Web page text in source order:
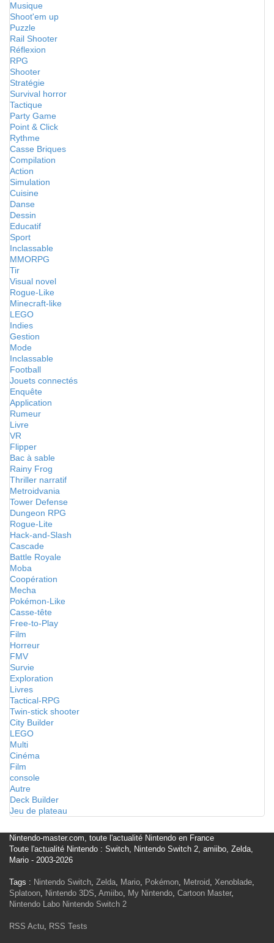
Musique
Shoot'em up
Puzzle
Rail Shooter
Réflexion
RPG
Shooter
Stratégie
Survival horror
Tactique
Party Game
Point & Click
Rythme
Casse Briques
Compilation
Action
Simulation
Cuisine
Danse
Dessin
Educatif
Sport
Inclassable
MMORPG
Tir
Visual novel
Rogue-Like
Minecraft-like
LEGO
Indies
Gestion
Mode
Inclassable
Football
Jouets connectés
Enquête
Application
Rumeur
Livre
VR
Flipper
Bac à sable
Rainy Frog
Thriller narratif
Metroidvania
Tower Defense
Dungeon RPG
Rogue-Lite
Hack-and-Slash
Cascade
Battle Royale
Moba
Coopération
Mecha
Pokémon-Like
Casse-tête
Free-to-Play
Film
Horreur
FMV
Survie
Exploration
Livres
Tactical-RPG
Twin-stick shooter
City Builder
LEGO
Multi
Cinéma
Film
console
Autre
Deck Builder
Jeu de plateau
Nintendo-master.com, toute l'actualité Nintendo en France
Toute l'actualité Nintendo : Switch, Nintendo Switch 2, amiibo, Zelda,
Mario - 2003-2026
Tags : Nintendo Switch, Zelda, Mario, Pokémon, Metroid, Xenoblade,
Splatoon, Nintendo 3DS, Amiibo, My Nintendo, Cartoon Master,
Nintendo Labo Nintendo Switch 2
RSS Actu, RSS Tests